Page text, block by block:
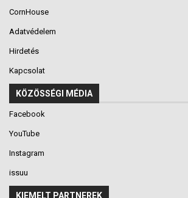
CornHouse
Adatvédelem
Hirdetés
Kapcsolat
KÖZÖSSÉGI MÉDIA
Facebook
YouTube
Instagram
issuu
KIEMELT PARTNEREK